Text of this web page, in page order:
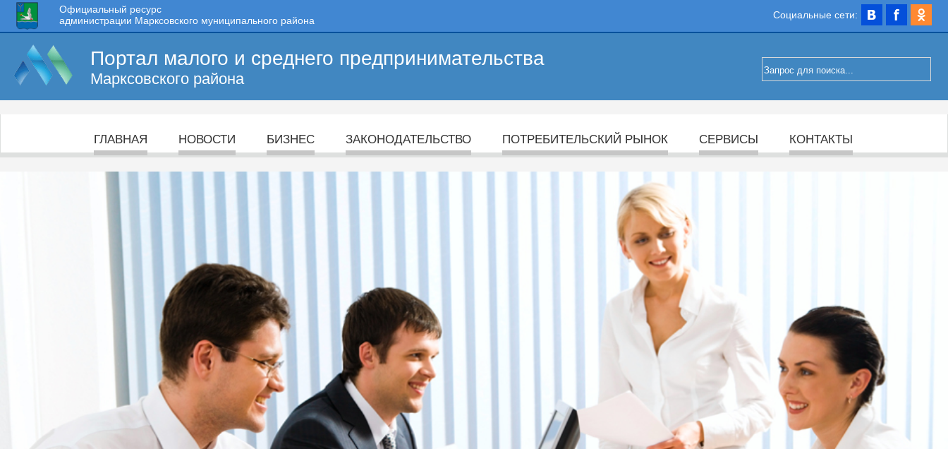
Социальные сети:
Официальный ресурс
администрации Марксовского муниципального района
Портал малого и среднего предпринимательства
Марксовского района
ГЛАВНАЯ НОВОСТИ БИЗНЕС ЗАКОНОДАТЕЛЬСТВО ПОТРЕБИТЕЛЬСКИЙ РЫНОК СЕРВИСЫ КОНТАКТЫ